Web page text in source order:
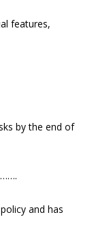
features,
by the end of
and has